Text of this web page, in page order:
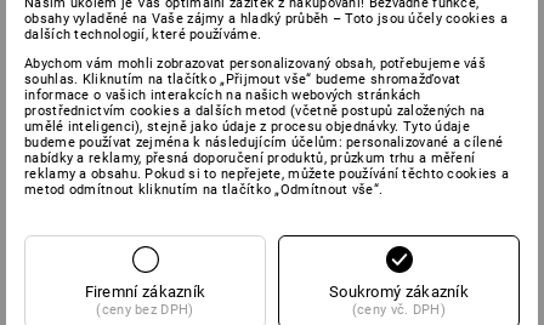
obsahy vyladěné na Vaše zájmy a hladký průběh – Toto jsou účely cookies a
dalších technologií, které používáme.
Abychom vám mohli zobrazovat personalizovaný obsah, potřebujeme váš
souhlas. Kliknutím na tlačítko „Přijmout vše“ budeme shromažďovat
informace o vašich interakcích na našich webových stránkách
prostřednictvím cookies a dalších metod (včetně postupů založených na
umělé inteligenci), stejně jako údaje z procesu objednávky. Tyto údaje
budeme používat zejména k následujícím účelům: personalizované a cílené
nabídky a reklamy, přesná doporučení produktů, průzkum trhu a měření
reklamy a obsahu. Pokud si to nepřejete, můžete používání těchto cookies a
metod odmítnout kliknutím na tlačítko „Odmítnout vše“.
Firemní zákazník
(ceny bez DPH)
Soukromý zákazník
(ceny vč. DPH)